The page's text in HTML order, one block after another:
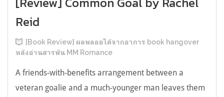
Reid
[Book Review] ผลพลอยได้จากอาการ book hangover
หลังอ่านสารพัน MM Romance
A friends-with-benefits arrangement between a
veteran goalie and a much-younger man leaves them